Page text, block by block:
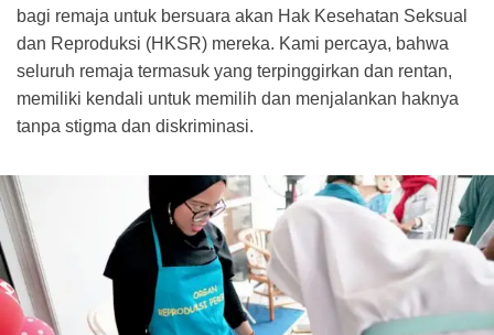
bagi remaja untuk bersuara akan Hak Kesehatan Seksual
dan Reproduksi (HKSR) mereka. Kami percaya, bahwa
seluruh remaja termasuk yang terpinggirkan dan rentan,
memiliki kendali untuk memilih dan menjalankan haknya
tanpa stigma dan diskriminasi.